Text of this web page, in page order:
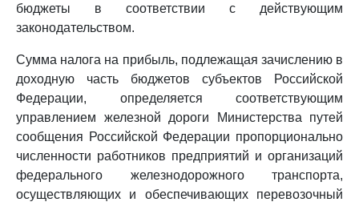
бюджеты в соответствии с действующим
законодательством.
Сумма налога на прибыль, подлежащая зачислению в
доходную часть бюджетов субъектов Российской
Федерации, определяется соответствующим
управлением железной дороги Министерства путей
сообщения Российской Федерации пропорционально
численности работников предприятий и организаций
федерального железнодорожного транспорта,
осуществляющих и обеспечивающих перевозочный